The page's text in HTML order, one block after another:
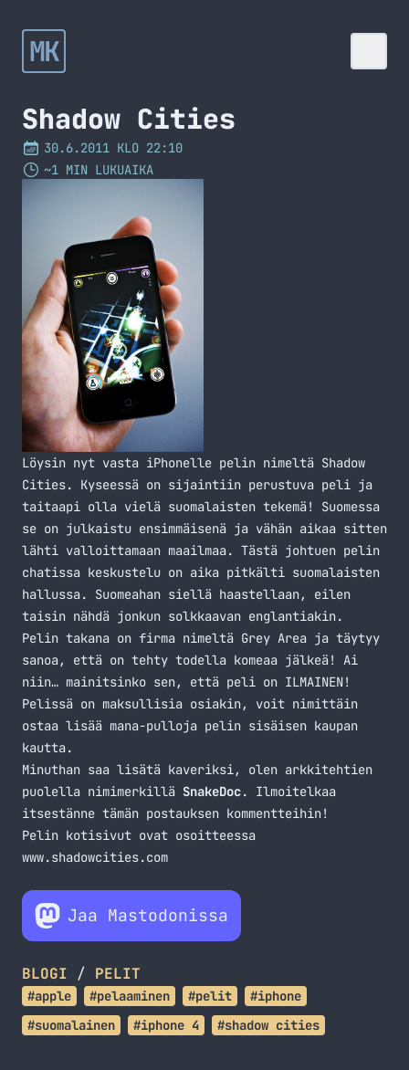
MK
Shadow Cities
30.6.2011 KLO 22:10
~1 MIN LUKUAIKA
Löysin nyt vasta iPhonelle pelin nimeltä Shadow
Cities. Kyseessä on sijaintiin perustuva peli ja
taitaapi olla vielä suomalaisten tekemä! Suomessa
se on julkaistu ensimmäisenä ja vähän aikaa sitten
lähti valloittamaan maailmaa. Tästä johtuen pelin
chatissa keskustelu on aika pitkälti suomalaisten
hallussa. Suomeahan siellä haastellaan, eilen
taisin nähdä jonkun solkkaavan englantiakin.
Pelin takana on firma nimeltä Grey Area ja täytyy
sanoa, että on tehty todella komeaa jälkeä! Ai
niin… mainitsinko sen, että peli on ILMAINEN!
Pelissä on maksullisia osiakin, voit nimittäin
ostaa lisää mana-pulloja pelin sisäisen kaupan
kautta.
Minuthan saa lisätä kaveriksi, olen arkkitehtien
puolella nimimerkillä SnakeDoc. Ilmoitelkaa
itsestänne tämän postauksen kommentteihin!
Pelin kotisivut ovat osoitteessa
www.shadowcities.com
Jaa Mastodonissa
BLOGI / PELIT
#apple #pelaaminen #pelit
#iphone
#suomalainen
#iphone 4 #shadow cities